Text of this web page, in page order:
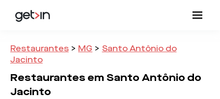
Restaurantes > MG > Santo Antônio do
Jacinto
Restaurantes emSanto Antônio do
Jacinto